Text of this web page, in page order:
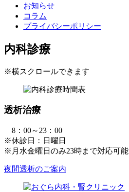
お知らせ
コラム
プライバシーポリシー
内科診療
※横スクロールできます
透析治療
8：00～23：00
※休診日：日曜日
※月水金曜日のみ23時まで対応可能
夜間透析のご案内